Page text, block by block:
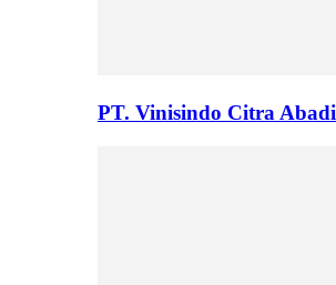
PT. Vinisindo Citra Abadi